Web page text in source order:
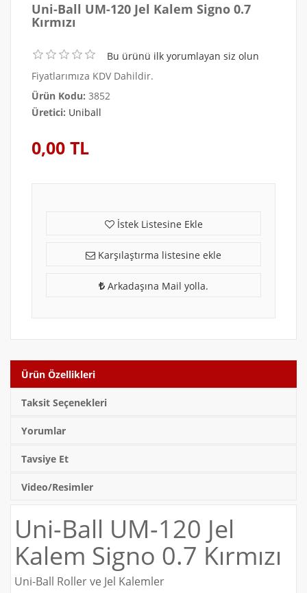
Uni-Ball UM-120 Jel Kalem Signo 0.7
Kırmızı
Bu ürünü ilk yorumlayan siz olun
Fiyatlarımıza KDV Dahildir.
Ürün Kodu: 3852
Üretici: Uniball
0,00 TL
İstek Listesine Ekle
Karşılaştırma listesine ekle
Arkadaşına Mail yolla.
Ürün Özellikleri
Taksit Seçenekleri
Yorumlar
Tavsiye Et
Video/Resimler
Uni-Ball UM-120 Jel
Kalem Signo 0.7 Kırmızı
Uni-Ball Roller ve Jel Kalemler